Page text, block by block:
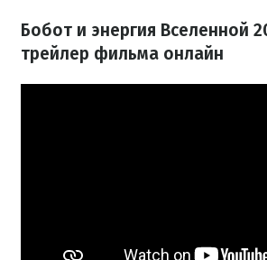
Бобот и энергия Вселенной
трейлер фильма онлайн